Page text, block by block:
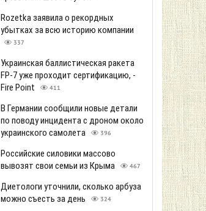
Rozetka заявила о рекордных
убытках за всю историю компании
337
Украинская баллистическая ракета
FP-7 уже проходит сертификацию, -
Fire Point
411
В Германии сообщили новые детали
по поводу инцидента с дроном около
украинского самолета
396
Российские силовики массово
вывозят свои семьи из Крыма
467
Диетологи уточнили, сколько арбуза
можно съесть за день
324